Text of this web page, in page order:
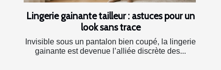
Lingerie gainante tailleur : astuces pour un
look sans trace
Invisible sous un pantalon bien coupé, la lingerie
gainante est devenue l’alliée discrète des...